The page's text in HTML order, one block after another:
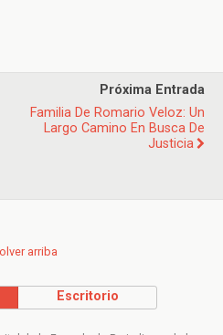
Próxima Entrada
Familia De Romario Veloz: Un
Largo Camino En Busca De
Justicia
arriba
Escritorio